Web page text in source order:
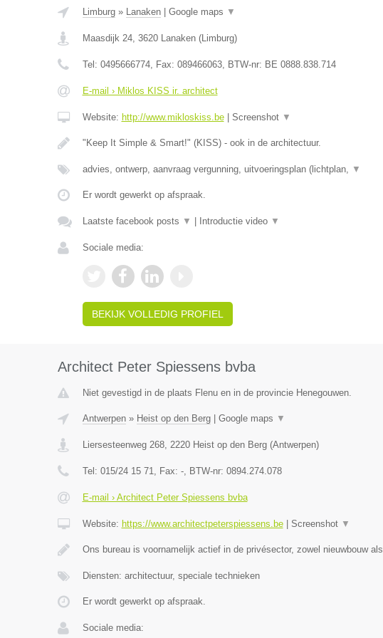
Limburg» Lanaken| Google maps ▼
Maasdijk 24, 3620 Lanaken(Limburg)
Tel: 0495666774, Fax: 089466063, BTW-nr: BE 0888.838.714
E-mail › Miklos KISS ir. architect
Website: http://www.mikloskiss.be| Screenshot ▼
"Keep It Simple & Smart!" (KISS) - ook in de architectuur.
advies, ontwerp, aanvraag vergunning, uitvoeringsplan (lichtplan, ▼
Er wordt gewerkt op afspraak.
Laatste facebook posts ▼ Introductie video ▼
Sociale media:
BEKIJK VOLLEDIG PROFIEL
Architect Peter Spiessens bvba
Niet gevestigd in de plaats Flenu en in de provincie Henegouwen.
Antwerpen» Heist op den Berg| Google maps ▼
Liersesteenweg 268, 2220 Heist op den Berg(Antwerpen)
Tel: 015/24 15 71, Fax: -, BTW-nr: 0894.274.078
E-mail › Architect Peter Spiessens bvba
Website: https://www.architectpeterspiessens.be| Screenshot ▼
Ons bureau is voornamelijk actief in de privésector, zowel nieuwbouw als
Diensten: architectuur, speciale technieken
Er wordt gewerkt op afspraak.
Sociale media: